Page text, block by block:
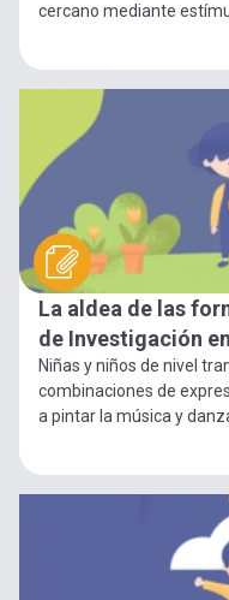
cercano mediante
La aldea de las
de Investigación
Niñas y niños de nivel
combinaciones de
a pintar la música y